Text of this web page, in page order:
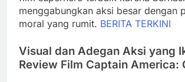
menggabungkan aksi besar dengan
moral yang rumit. BERITA TERKINI
Visual dan Adegan Aksi yang
Review Film Captain America: